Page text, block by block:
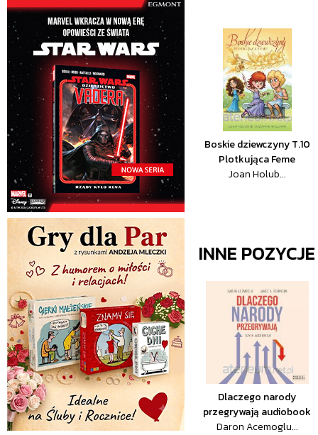
Boskie dziewczyny T.10
Plotkująca Feme
Joan Holub...
INNE
Dlaczego narody
przegrywają audiobook
Daron Acemoglu...